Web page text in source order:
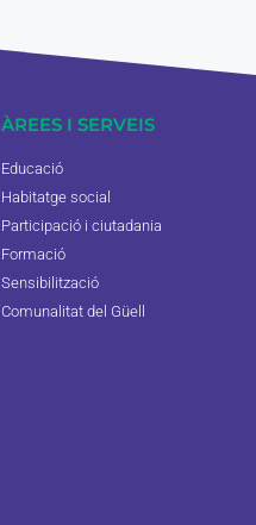
ÀREES I SERVEIS
Educació
Habitatge social
Participació i ciutadania
Formació
Sensibilització
Comunalitat del Güell